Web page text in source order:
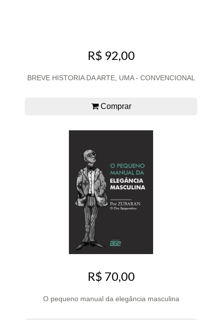
R$ 92,00
BREVE HISTORIA DA ARTE, UMA - CONVENCIONAL
Comprar
R$ 70,00
O pequeno manual da elegância masculina